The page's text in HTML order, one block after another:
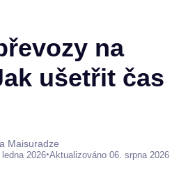
na
ušetřit čas
Maisuradze
2026•Aktualizováno 06. srpna 2026